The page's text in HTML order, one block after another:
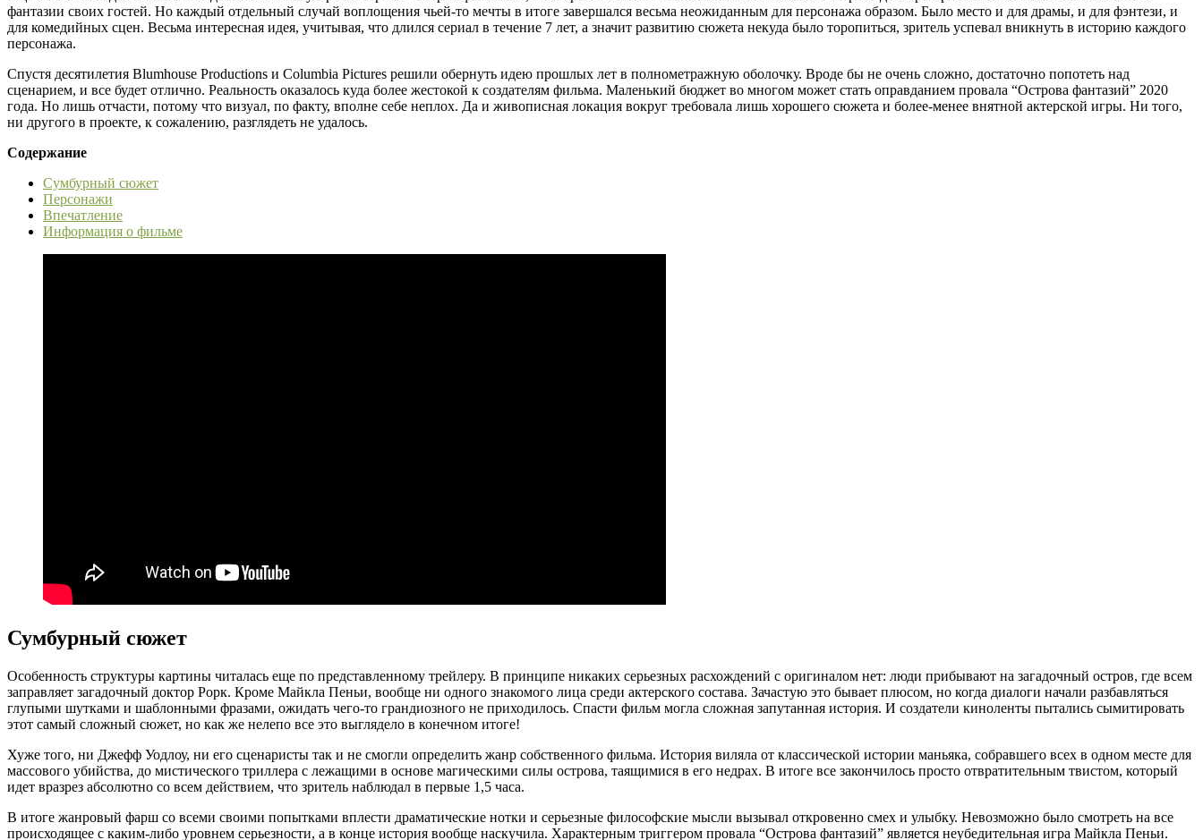
фантазии своих гостей. Но каждый отдельный случай воплощения чьей-то мечты в итоге завершался весьма неожиданным для персонажа образом. Было место и для драмы, и для фэнтези, и
для комедийных сцен. Весьма интересная идея, учитывая, что длился сериал в течение 7 лет, а значит развитию сюжета некуда было торопиться, зритель успевал вникнуть в историю каждого
персонажа.
Спустя десятилетия Blumhouse Productions и Columbia Pictures решили обернуть идею прошлых лет в полнометражную оболочку. Вроде бы не очень сложно, достаточно попотеть над
сценарием, и все будет отлично. Реальность оказалось куда более жестокой к создателям фильма. Маленький бюджет во многом может стать оправданием провала “Острова фантазий” 2020
года. Но лишь отчасти, потому что визуал, по факту, вполне себе неплох. Да и живописная локация вокруг требовала лишь хорошего сюжета и более-менее внятной актерской игры. Ни того,
ни другого в проекте, к сожалению, разглядеть не удалось.
Содержание
Сумбурный сюжет
Персонажи
Впечатление
Информация о фильме
Сумбурный сюжет
Особенность структуры картины читалась еще по представленному трейлеру. В принципе никаких серьезных расхождений с оригиналом нет: люди прибывают на загадочный остров, где всем
заправляет загадочный доктор Рорк. Кроме Майкла Пеньи, вообще ни одного знакомого лица среди актерского состава. Зачастую это бывает плюсом, но когда диалоги начали разбавляться
глупыми шутками и шаблонными фразами, ожидать чего-то грандиозного не приходилось. Спасти фильм могла сложная запутанная история. И создатели киноленты пытались сымитировать
этот самый сложный сюжет, но как же нелепо все это выглядело в конечном итоге!
Хуже того, ни Джефф Уодлоу, ни его сценаристы так и не смогли определить жанр собственного фильма. История виляла от классической истории маньяка, собравшего всех в одном месте для
массового убийства, до мистического триллера с лежащими в основе магическими силы острова, таящимися в его недрах. В итоге все закончилось просто отвратительным твистом, который
идет вразрез абсолютно со всем действием, что зритель наблюдал в первые 1,5 часа.
В итоге жанровый фарш со всеми своими попытками вплести драматические нотки и серьезные философские мысли вызывал откровенно смех и улыбку. Невозможно было смотреть на все
происходящее с каким-либо уровнем серьезности, а в конце история вообще наскучила. Характерным триггером провала “Острова фантазий” является неубедительная игра Майкла Пеньи.